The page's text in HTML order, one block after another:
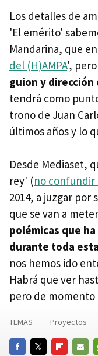
Los detalles de
'El emérito'
Mandarina, que
del (H)AMPA', pero
guion y dirección
tendrá como
trono de Juan
últimos años y lo
Desde Mediaset,
rey' (no confundir
2014, a juzgar por
que se van a
polémicas que
durante toda
nos hemos ido
Habrá que ver
pero de momento
TEMAS Proyectos